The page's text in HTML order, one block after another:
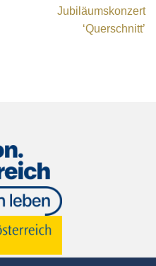
Jubiläumskonzert
‘Querschnitt’